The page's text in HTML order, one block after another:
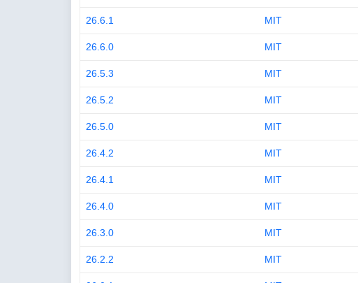
26.6.1 MIT
26.6.0 MIT
26.5.3 MIT
26.5.2 MIT
26.5.0 MIT
26.4.2 MIT
26.4.1 MIT
26.4.0 MIT
26.3.0 MIT
26.2.2 MIT